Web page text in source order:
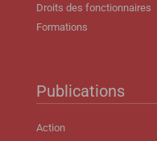
Droits des fonctionnaires
Formations
Publications
Action